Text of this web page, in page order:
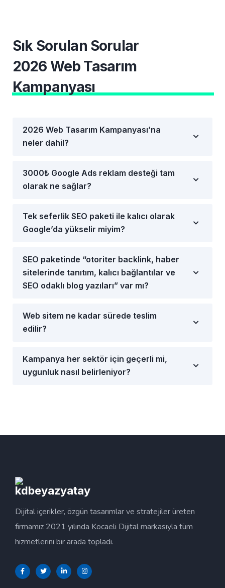
Sık Sorulan Sorular
2026 Web Tasarım
Kampanyası
2026 Web Tasarım Kampanyası’na
neler dahil?
3000₺ Google Ads reklam desteği tam
olarak ne sağlar?
Tek seferlik SEO paketi ile kalıcı olarak
Google’da yükselir miyim?
SEO paketinde “otoriter backlink, haber
sitelerinde tanıtım, kalıcı bağlantılar ve
SEO odaklı blog yazıları” var mı?
Web sitem ne kadar sürede teslim
edilir?
Kampanya her sektör için geçerli mi,
uygunluk nasıl belirleniyor?
Dijital içerikler, özgün tasarımlar ve stratejiler üreten
firmamız 2021 yılında Kocaeli Dijital markasıyla tüm
hizmetlerini bir arada topladı.